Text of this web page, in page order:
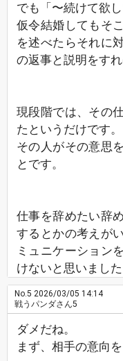
でも「〜続けて欲
仮令結婚してもそ
を述べたらそれに
の返事と説明をすれ
現段階では、その
たというだけです。
その人がその意思
とです。
仕事を辞めたい辞
するとかの考えが
ミュニケーション
けないと思いました
No.5 2026/03/05 14:14
戦うパンダさん5
ダメだね。
まず、相手の意向